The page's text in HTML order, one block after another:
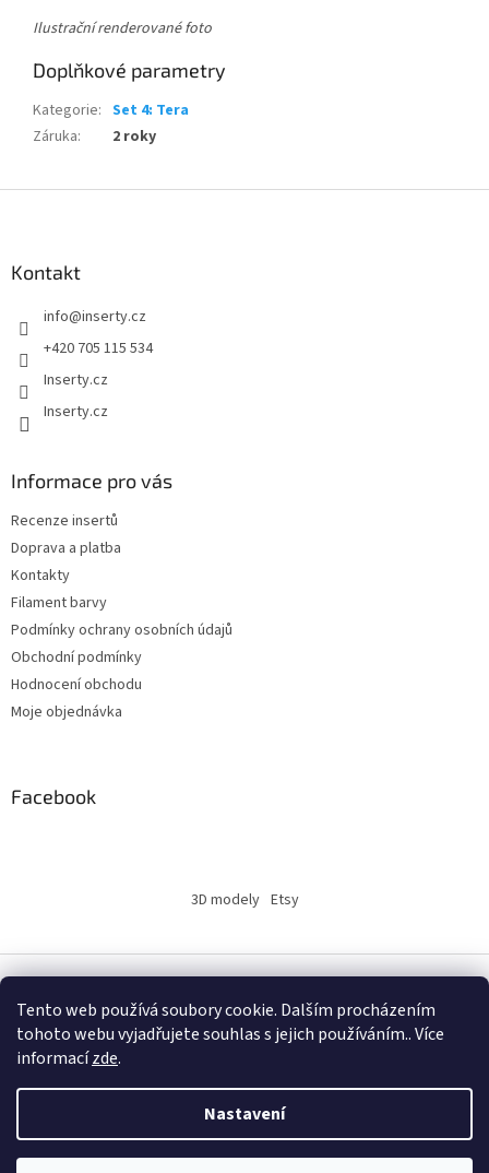
Tento web používá soubory cookie. Dalším procházením
tohoto webu vyjadřujete souhlas s jejich používáním.. Více
informacízde.
Nastavení
Ilustrační renderované foto
Doplňkové parametry
Kategorie: Set 4: Tera
Záruka: 2 roky
Kontakt
info@inserty.cz
+420 705 115 534
Inserty.cz
Inserty.cz
Informace pro vás
Recenze insertů
Doprava a platba
Kontakty
Filament barvy
Podmínky ochrany osobních údajů
Obchodní podmínky
Hodnocení obchodu
Moje objednávka
Facebook
3D modely Etsy
Vytvořil Shoptet